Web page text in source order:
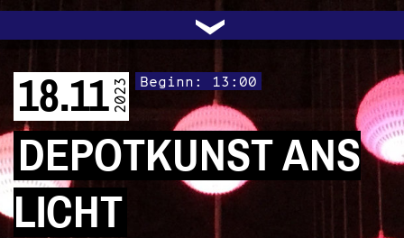
PROGRAMM
ARCHIV
AUDIO|VIDEO
LICHTBLICKE
TRANSIT
OFFENE TÜR
FACEBOOK
INSTAGRAM
KONTAKT
TRAFO
UNTERSTÜTZEN
POLITIK
›
DEPOTKUNST ANS
LICHT
Beginn: 13:00
18.112023